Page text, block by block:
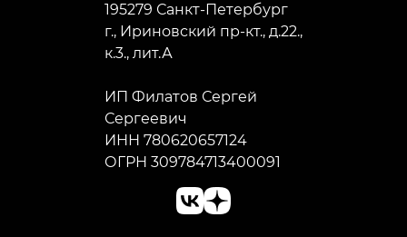
195279 Санкт-Петербург
г., Ириновский пр-кт., д.22.,
к.3., лит.А
ИП Филатов Сергей
Сергеевич
ИНН 780620657124
ОГРН 309784713400091